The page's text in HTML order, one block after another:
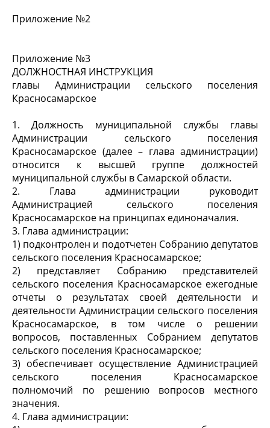
Приложение №2
Приложение №3
ДОЛЖНОСТНАЯ ИНСТРУКЦИЯ
главы Администрации сельского поселения
Красносамарское
1. Должность муниципальной службы главы
Администрации сельского поселения
Красносамарское (далее – глава администрации)
относится к высшей группе должностей
муниципальной службы в Самарской области.
2. Глава администрации руководит
Администрацией сельского поселения
Красносамарское на принципах единоначалия.
3. Глава администрации:
1) подконтролен и подотчетен Собранию депутатов
сельского поселения Красносамарское;
2) представляет Собранию представителей
сельского поселения Красносамарское ежегодные
отчеты о результатах своей деятельности и
деятельности Администрации сельского поселения
Красносамарское, в том числе о решении
вопросов, поставленных Собранием депутатов
сельского поселения Красносамарское;
3) обеспечивает осуществление Администрацией
сельского поселения Красносамарское
полномочий по решению вопросов местного
значения.
4. Глава администрации: